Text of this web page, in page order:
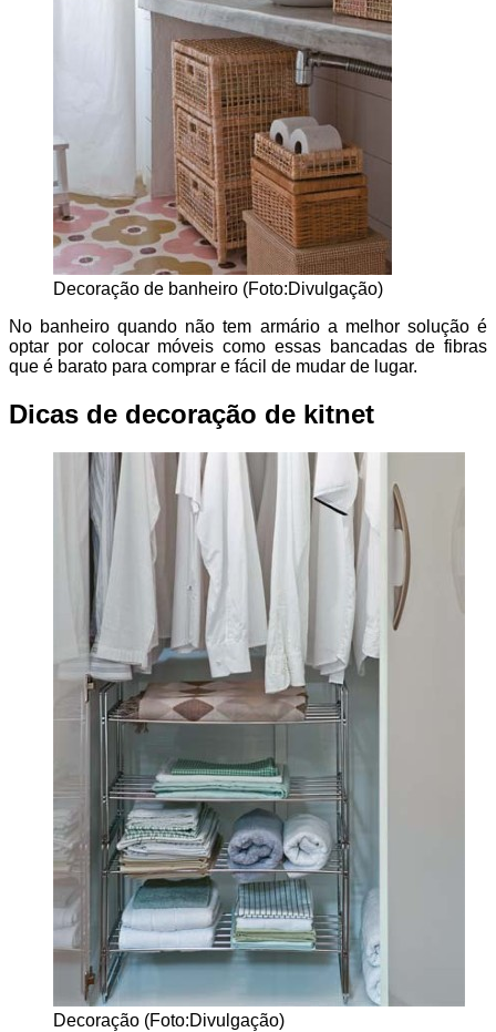
Decoração de banheiro (Foto:Divulgação)
No banheiro quando não tem armário a melhor solução é
optar por colocar móveis como essas bancadas de fibras
que é barato para comprar e fácil de mudar de lugar.
Dicas de decoração de kitnet
Decoração (Foto:Divulgação)